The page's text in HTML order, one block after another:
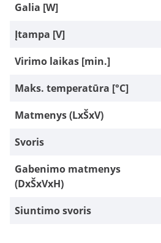
Galia [W]
Įtampa [V]
Virimo laikas [min.]
Maks. temperatūra [°C]
Matmenys (LxŠxV)
Svoris
Gabenimo matmenys
(DxŠxVxH)
Siuntimo svoris